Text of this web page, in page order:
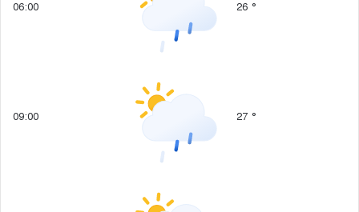
06:00 26 °
09:00 27 °